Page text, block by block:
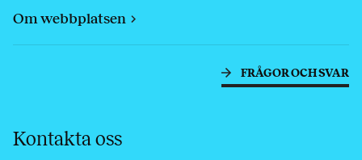
Om webbplatsen
FRÅGOR OCH SVAR
Kontakta oss